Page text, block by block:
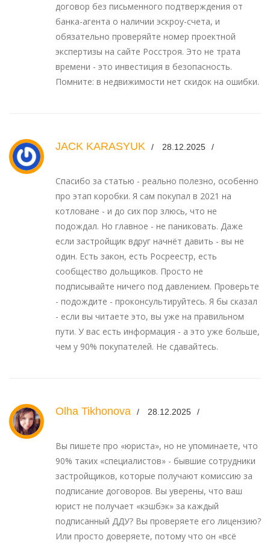
договор без письменного подтверждения от
банка-агента о наличии эскроу-счета, и
обязательно проверяйте номер проектной
экспертизы на сайте Росстроя. Это не трата
времени - это инвестиция в безопасность.
Помните: в недвижимости нет скидок на ошибки.
JACK KARASYUK 28.12.2025
Спасибо за статью - реально полезно, особенно
про этап коробки. Я сам покупал в 2021 на
котловане - и до сих пор злюсь, что не
подождал. Но главное - не паниковать. Даже
если застройщик вдруг начнёт давить - вы не
один. Есть закон, есть Росреестр, есть
сообщество дольщиков. Просто не
подписывайте ничего под давлением. Проверьте
- подождите - проконсультируйтесь. Я бы сказал
- если вы читаете это, вы уже на правильном
пути. У вас есть информация - а это уже больше,
чем у 90% покупателей. Не сдавайтесь.
Olha Tikhonova 28.12.2025
Вы пишете про «юриста», но не упоминаете, что
90% таких «специалистов» - бывшие сотрудники
застройщиков, которые получают комиссию за
подписание договоров. Вы уверены, что ваш
юрист не получает «кэшбэк» за каждый
подписанный ДДУ? Вы проверяете его лицензию?
Или просто доверяете, потому что он «всё